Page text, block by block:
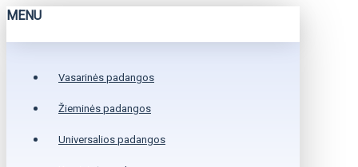
MENU
Vasarinės padangos
Žieminės padangos
Universalios padangos